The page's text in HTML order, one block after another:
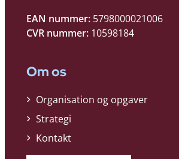
EAN nummer: 5798000021006
CVR nummer: 10598184
Om os
Organisation og opgaver
Strategi
Kontakt